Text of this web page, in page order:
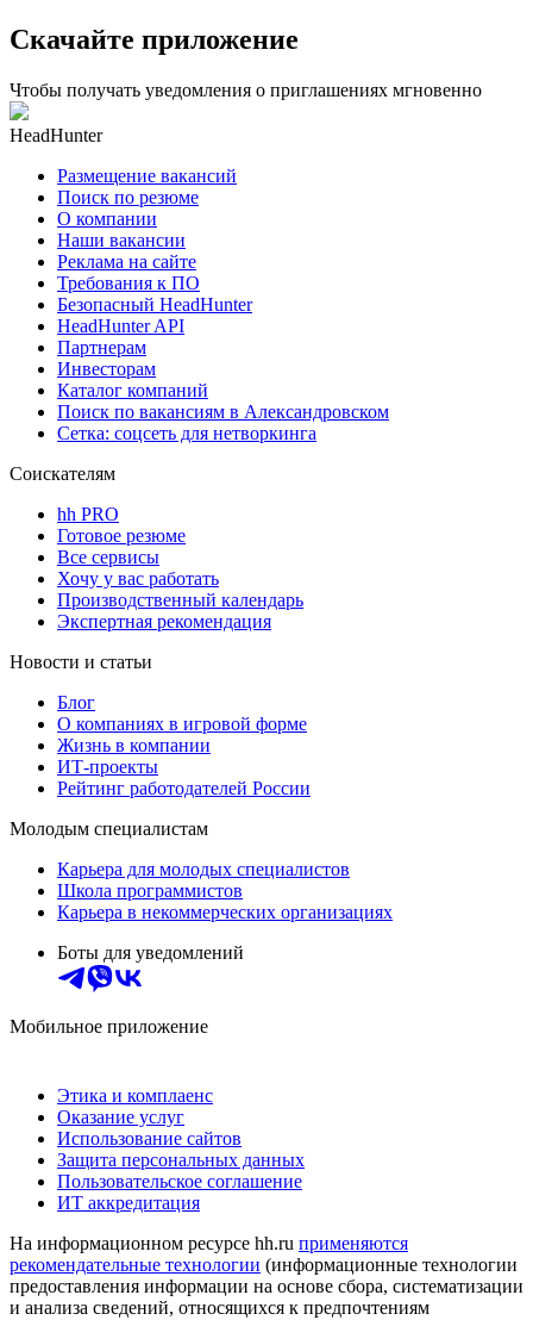
Скачайте приложение
Чтобы получать уведомления о приглашениях мгновенно
HeadHunter
Размещение вакансий
Поиск по резюме
О компании
Наши вакансии
Реклама на сайте
Требования к ПО
Безопасный HeadHunter
HeadHunter API
Партнерам
Инвесторам
Каталог компаний
Поиск по вакансиям в Александровском
Сетка: соцсеть для нетворкинга
Соискателям
hh PRO
Готовое резюме
Все сервисы
Хочу у вас работать
Производственный календарь
Экспертная рекомендация
Новости и статьи
Блог
О компаниях в игровой форме
Жизнь в компании
ИТ-проекты
Рейтинг работодателей России
Молодым специалистам
Карьера для молодых специалистов
Школа программистов
Карьера в некоммерческих организациях
Боты для уведомлений
Мобильное приложение
Этика и комплаенс
Оказание услуг
Использование сайтов
Защита персональных данных
Пользовательское соглашение
ИТ аккредитация
На информационном ресурсе hh.ru применяются
рекомендательные технологии (информационные технологии
предоставления информации на основе сбора, систематизации
и анализа сведений, относящихся к предпочтениям